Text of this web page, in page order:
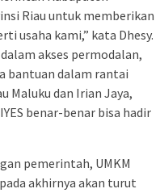
Riau untuk memberikan
usaha kami,” kata Dhesy.
akses permodalan,
bantuan dalam rantai
Maluku dan Irian Jaya,
benar-benar bisa hadir
pemerintah, UMKM
akhirnya akan turut